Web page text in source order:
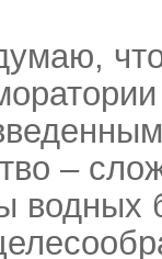
–
водных